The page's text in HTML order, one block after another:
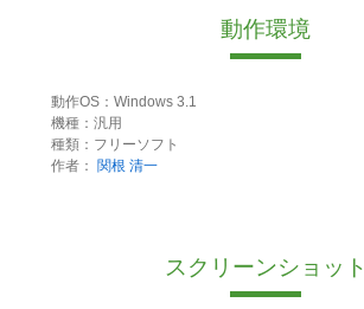
動作環境
動作OS：Windows 3.1
機種：汎用
種類：フリーソフト
作者：
関根 清一
スクリーンショット